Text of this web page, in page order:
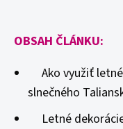
OBSAH ČLÁNKU:
Ako využiť
slnečného
Letné